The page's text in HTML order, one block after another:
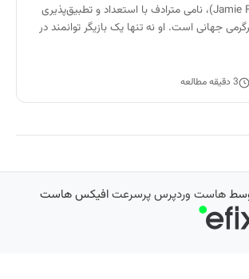
جیمی فاکس (Jamie Foxx)، نامی مترادف با استعداد و تطبیق‌پذیری
جهانی است. او نه تنها یک بازیگر توانمند در
3 دقیقه مطالعه
هاست وردپرس پرسرعتافیکس هاست